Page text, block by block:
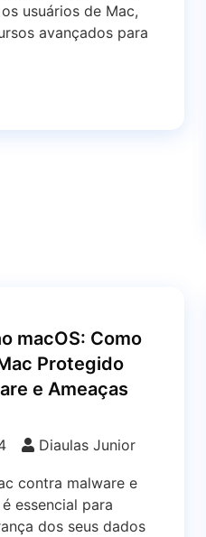
usuários de Mac,
avançados para
macOS: Como
Protegido
e Ameaças
Diaulas Junior
contra malware e
essencial para
dos seus dados